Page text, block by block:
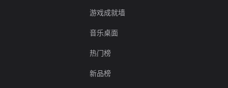
游戏成就墙
音乐桌面
热门榜
新品榜